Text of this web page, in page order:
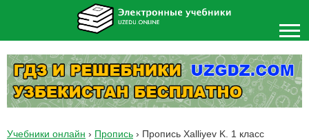
Учебники онлайн › Пропись › Пропись Xalliyev K. 1 класс